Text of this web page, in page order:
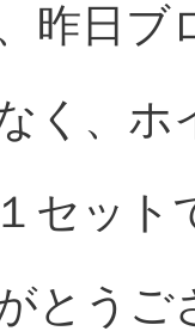
昨日ブ
く、ホ
セット
とうご